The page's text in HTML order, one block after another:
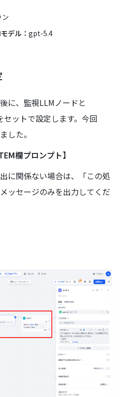
ン
デル：gpt-5.4
に、監視LLMノードと
セットで設定します。今回
した。
欄プロンプト】
に関係ない場合は、「この処
ッセージのみを出力してくだ